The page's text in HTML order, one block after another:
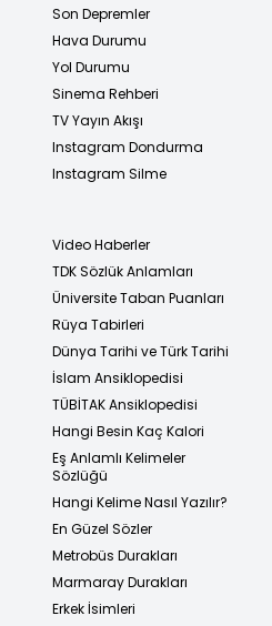
Son Depremler
Hava Durumu
Yol Durumu
Sinema Rehberi
TV Yayın Akışı
Instagram Dondurma
Instagram Silme
Video Haberler
TDK Sözlük Anlamları
Üniversite Taban Puanları
Rüya Tabirleri
Dünya Tarihi ve Türk Tarihi
İslam Ansiklopedisi
TÜBİTAK Ansiklopedisi
Hangi Besin Kaç Kalori
Eş Anlamlı Kelimeler
Sözlüğü
Hangi Kelime Nasıl Yazılır?
En Güzel Sözler
Metrobüs Durakları
Marmaray Durakları
Erkek İsimleri